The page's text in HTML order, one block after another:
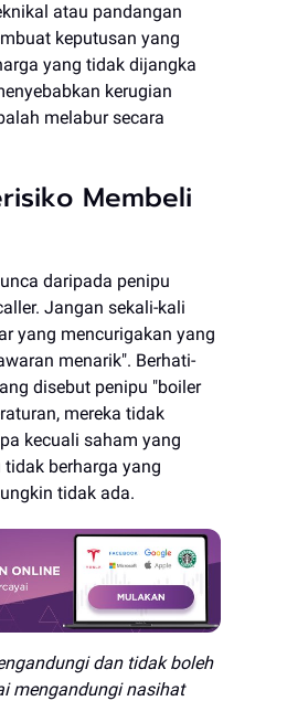
atau pandangan
keputusan yang
yang tidak dijangka
kerugian
melabur secara
Membeli
daripada penipu
Jangan sekali-kali
yang mencurigakan yang
menarik". Berhati-
disebut penipu "boiler
mereka tidak
kecuali saham yang
berharga yang
tidak ada.
dan tidak boleh
mengandungi nasihat